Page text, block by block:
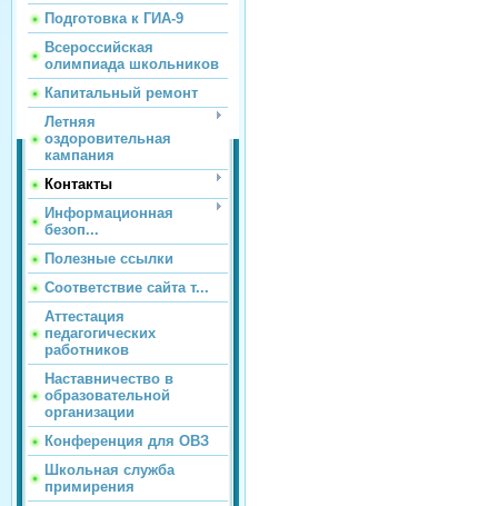
Подготовка к ГИА-9
Всероссийская
олимпиада школьников
Капитальный ремонт
Летняя
оздоровительная
кампания
Контакты
Информационная
безоп...
Полезные ссылки
Соответствие сайта т...
Аттестация
педагогических
работников
Наставничество в
образовательной
организации
Конференция для ОВЗ
Школьная служба
примирения